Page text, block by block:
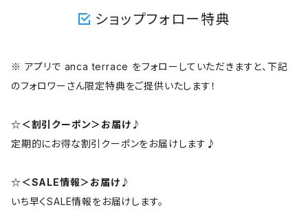
ショップフォロー特典
※ アプリで anca terrace をフォローしていただきますと、下記
のフォロワーさん限定特典をご提供いたします！
☆＜割引クーポン＞お届け♪
定期的にお得な割引クーポンをお届けします♪
☆＜SALE情報＞お届け♪
いち早くSALE情報をお届けします。